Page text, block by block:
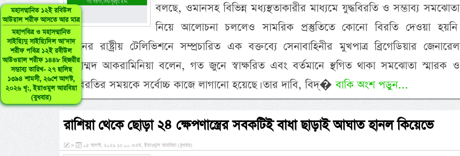
মহাসম্মানিত ১২ই রবিউল
আউয়াল শরীফ আসতে আর মাত্র
মহাপবিত্র ও মহাসম্মানিত
সাইয়্যিদু সাইয়্যিদিল আ’দাদ
শরীফ পবিত্র ১২ই রবীউল
আউওয়াল শরীফ ১৪৪৮ হিজরীর
সম্ভাব্য তারিখ- ২৭ ছালিছ
১৩৯৪ শামসী, ২৬শে আগস্ট,
২০২৬ খৃ:, ইয়াওমুল আরবিয়া
(বুধবার)
বলছে, ওমানসহ বিভিন্ন মধ্যস্থতাকারীর মাধ্যমে যুদ্ধবিরতি ও সম্ভাব্য সমঝোতা
নিয়ে আলোচনা চললেও সামরিক প্রস্তুতিতে কোনো বিরতি দেওয়া হয়নি।
ইরানের রাষ্ট্রীয় টেলিভিশনে সম্প্রচারিত এক বক্তব্যে সেনাবাহিনীর মুখপাত্র ব্রিগেডিয়ার জেনারেল
মোহাম্মদ আকরামিনিয়া বলেন, গত জুনে স্বাক্ষরিত এবং বর্তমানে স্থগিত থাকা সমঝোতা স্মারক ও
যুদ্ধবিরতির সময়কে সর্বোচ্চ কাজে লাগানো হয়েছে। তার দাবি, বিদ্�বাকি অংশ পড়ুন...
রাশিয়া থেকে ছোড়া ২৪ ক্ষেপণাস্ত্রের সবকটিই বাধা ছাড়াই আঘাত হানল কিয়েভে
» ০৫ আগস্ট, ২০২৬ ১২:০০ এএম, ইয়াওমুল আরবিয়া (বুধবার)